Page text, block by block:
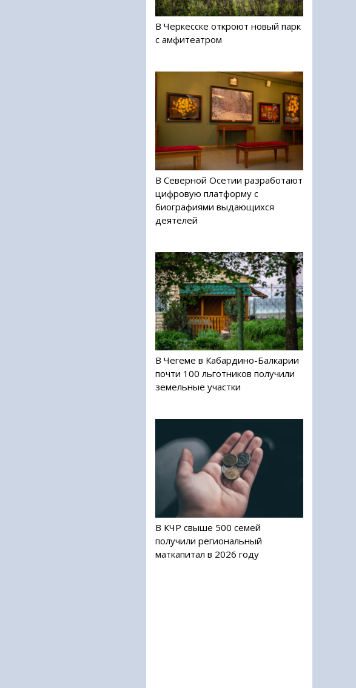
В Черкесске откроют новый парк
с амфитеатром
В Северной Осетии разработают
цифровую платформу с
биографиями выдающихся
деятелей
В Чегеме в Кабардино-Балкарии
почти 100 льготников получили
земельные участки
В КЧР свыше 500 семей
получили региональный
маткапитал в 2026 году